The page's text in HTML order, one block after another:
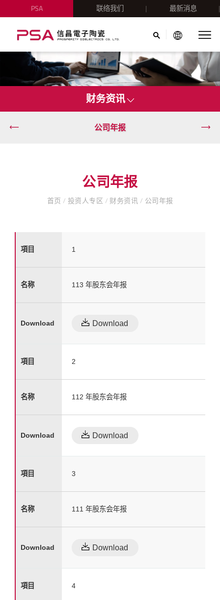
PSA 联络我们 最新消息
财务资讯
公司年报
公司年报
首页 / 投资人专区 / 财务资讯 / 公司年报
1
113 年股东会年报
Download
2
112 年股东会年报
Download
3
111 年股东会年报
Download
4